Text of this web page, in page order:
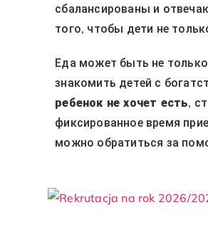
сбалансированы и
того, чтобы дети не
Еда может быть не
знакомить детей с
ребенок не хочет есть,
фиксированное время
можно обратиться за